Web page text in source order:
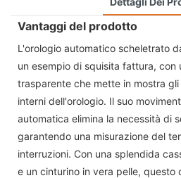
Vantaggi del prodotto
L'orologio automatico scheletrato
un esempio di squisita fattura,
trasparente che mette in mostra
interni dell'orologio. Il suo
automatica elimina la necessità di
garantendo una misurazione del
interruzioni. Con una splendida
e un cinturino in vera pelle, questo